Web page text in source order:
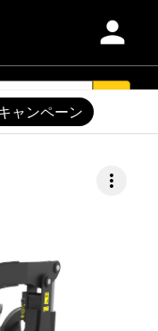
person
more_vert
ャンペーン